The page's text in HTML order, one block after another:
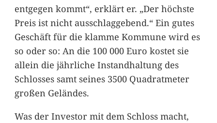
entgegen kommt“, erklärt er. „Der höchste
Preis ist nicht ausschlaggebend.“ Ein gutes
Geschäft für die klamme Kommune wird es
so oder so: An die 100 000 Euro kostet sie
allein die jährliche Instandhaltung des
Schlosses samt seines 3500 Quadratmeter
großen Geländes.
Was der Investor mit dem Schloss macht,